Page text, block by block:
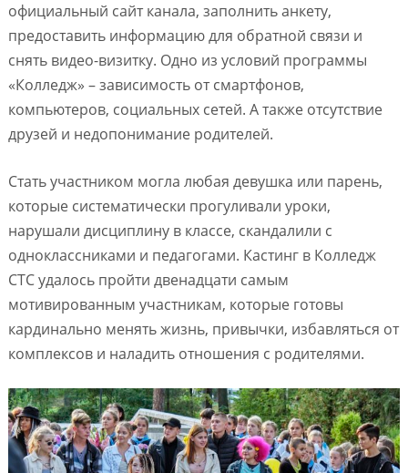
официальный сайт канала, заполнить анкету,
предоставить информацию для обратной связи и
снять видео-визитку. Одно из условий программы
«Колледж» – зависимость от смартфонов,
компьютеров, социальных сетей. А также отсутствие
друзей и недопонимание родителей.
Стать участником могла любая девушка или парень,
которые систематически прогуливали уроки,
нарушали дисциплину в классе, скандалили с
одноклассниками и педагогами. Кастинг в Колледж
СТС удалось пройти двенадцати самым
мотивированным участникам, которые готовы
кардинально менять жизнь, привычки, избавляться от
комплексов и наладить отношения с родителями.